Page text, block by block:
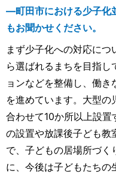
―町田市における少子化
もお聞かせください。
まず少子化への対応に
ら選ばれるまちを目指
ョンなどを整備し、働き
を進めています。大型の
合わせて10か所以上設
の設置や放課後子ども教
で、子どもの居場所づく
に、今後は子どもたちの